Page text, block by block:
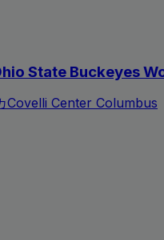
State Buckeyes
Covelli Center Columbus